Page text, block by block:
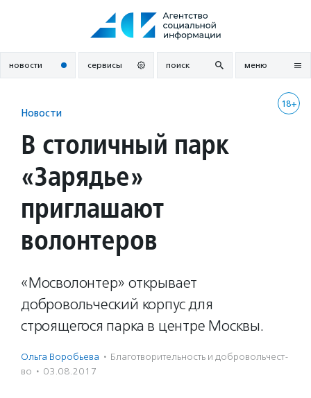
новости сервисы поиск меню
18+
Новости
В столичный парк
«Зарядье»
приглашают
волонтеров
«Мосволонтер» открывает
добровольческий корпус для
строящегося парка в центре Москвы.
Ольга Воробьева · Благотвори­тель­ность и доброволь­чест­
во · 03.08.2017